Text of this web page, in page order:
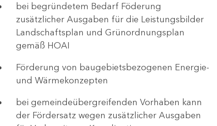
bei begründetem Bedarf Föderung
zusätzlicher Ausgaben für die Leistungsbilder
Landschaftsplan und Grünordnungsplan
gemäß HOAI
Förderung von baugebietsbezogenen Energie-
und Wärmekonzepten
bei gemeindeübergreifenden Vorhaben kann
der Fördersatz wegen zusätzlicher Ausgaben